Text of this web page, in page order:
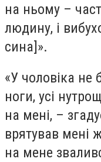
на ньому –
людину, і
сина]».
«У чоловіка не
ноги, усі
на мені, –
врятував мені
на мене